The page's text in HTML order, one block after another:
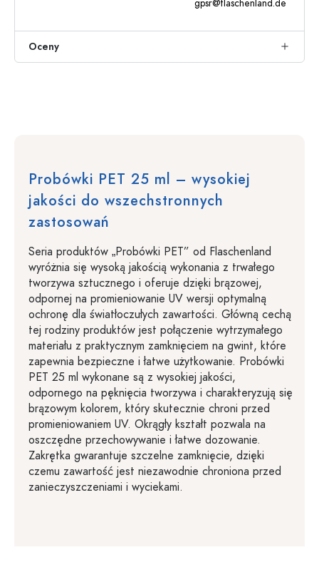
gpsr@flaschenland.de
Oceny
Probówki PET 25 ml – wysokiej
jakości do wszechstronnych
zastosowań
Seria produktów „Probówki PET” od Flaschenland
wyróżnia się wysoką jakością wykonania z trwałego
tworzywa sztucznego i oferuje dzięki brązowej,
odpornej na promieniowanie UV wersji optymalną
ochronę dla światłoczułych zawartości. Główną cechą
tej rodziny produktów jest połączenie wytrzymałego
materiału z praktycznym zamknięciem na gwint, które
zapewnia bezpieczne i łatwe użytkowanie. Probówki
PET 25 ml wykonane są z wysokiej jakości,
odpornego na pęknięcia tworzywa i charakteryzują się
brązowym kolorem, który skutecznie chroni przed
promieniowaniem UV. Okrągły kształt pozwala na
oszczędne przechowywanie i łatwe dozowanie.
Zakrętka gwarantuje szczelne zamknięcie, dzięki
czemu zawartość jest niezawodnie chroniona przed
zanieczyszczeniami i wyciekami.